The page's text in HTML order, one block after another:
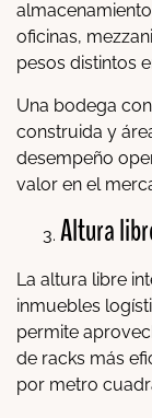
oficinas,
pesos distintos
Una bodega
construida y
desempeño
valor en el
Altura
La altura libre
inmuebles
permite
de racks más
por metro